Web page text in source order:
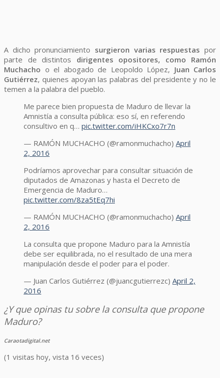
A dicho pronunciamiento surgieron varias respuestas por
parte de distintos dirigentes opositores, como Ramón
Muchacho o el abogado de Leopoldo López, Juan Carlos
Gutiérrez, quienes apoyan las palabras del presidente y no le
temen a la palabra del pueblo.
Me parece bien propuesta de Maduro de llevar la
Amnistía a consulta pública: eso sí, en referendo
consultivo en q… pic.twitter.com/iHKCxo7r7n
— RAMÓN MUCHACHO (@ramonmuchacho) April
2, 2016
Podríamos aprovechar para consultar situación de
diputados de Amazonas y hasta el Decreto de
Emergencia de Maduro…
pic.twitter.com/8za5tEq7hi
— RAMÓN MUCHACHO (@ramonmuchacho) April
2, 2016
La consulta que propone Maduro para la Amnistía
debe ser equilibrada, no el resultado de una mera
manipulación desde el poder para el poder.
— Juan Carlos Gutiérrez (@juancgutierrezc) April 2,
2016
¿Y que opinas tu sobre la consulta que propone
Maduro?
Caraotadigital.net
(1 visitas hoy, vista 16 veces)